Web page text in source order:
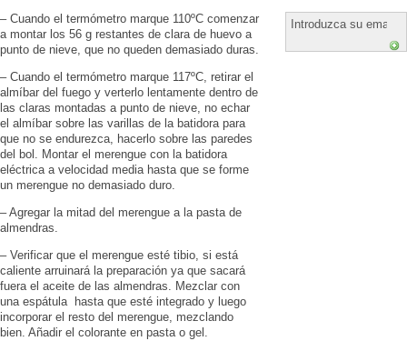
– Cuando el termómetro marque 110ºC comenzar
a montar los 56 g restantes de clara de huevo a
punto de nieve, que no queden demasiado duras.
– Cuando el termómetro marque 117ºC, retirar el
almíbar del fuego y verterlo lentamente dentro de
las claras montadas a punto de nieve, no echar
el almíbar sobre las varillas de la batidora para
que no se endurezca, hacerlo sobre las paredes
del bol. Montar el merengue con la batidora
eléctrica a velocidad media hasta que se forme
un merengue no demasiado duro.
– Agregar la mitad del merengue a la pasta de
almendras.
– Verificar que el merengue esté tibio, si está
caliente arruinará la preparación ya que sacará
fuera el aceite de las almendras. Mezclar con
una espátula hasta que esté integrado y luego
incorporar el resto del merengue, mezclando
bien. Añadir el colorante en pasta o gel.